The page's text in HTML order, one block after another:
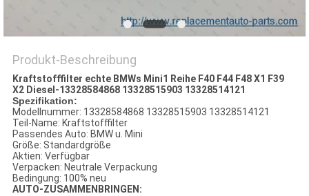
Produkt-Beschreibung
Kraftstofffilter echte BMWs Mini1 Reihe F40 F44 F48 X1 F39
X2 Diesel-13328584868 13328515903 13328514121
Spezifikation:
Modellnummer: 13328584868 13328515903 13328514121
Teil-Name: Kraftstofffilter
Passendes Auto: BMW u. Mini
Größe: Standardgröße
Aktien: Verfügbar
Verpacken: Neutrale Verpackung
Bedingung: 100% neu
AUTO-ZUSAMMENBRINGEN: